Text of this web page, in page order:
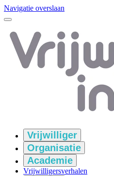
Navigatie overslaan
Vrijwilliger
Organisatie
Academie
Vrijwilligersverhalen